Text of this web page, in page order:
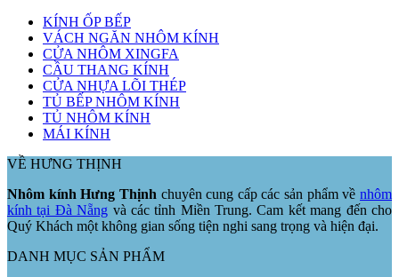
KÍNH ỐP BẾP
VÁCH NGĂN NHÔM KÍNH
CỬA NHÔM XINGFA
CẦU THANG KÍNH
CỬA NHỰA LÕI THÉP
TỦ BẾP NHÔM KÍNH
TỦ NHÔM KÍNH
MÁI KÍNH
VỀ HƯNG THỊNH
Nhôm kính Hưng Thịnh chuyên cung cấp các sản phẩm vềnhôm
kính tại Đà Nẵng và các tỉnh Miền Trung. Cam kết mang đến cho
Quý Khách một không gian sống tiện nghi sang trọng và hiện đại.
DANH MỤC SẢN PHẨM